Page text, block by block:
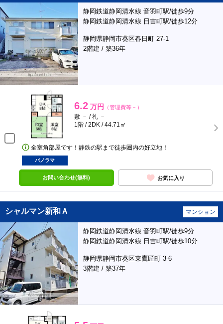
静岡鉄道静岡清水線 音羽町駅/徒歩9分
静岡鉄道静岡清水線 日吉町駅/徒歩12分
静岡県静岡市葵区春日町 27-1
2階建 / 築36年
6.2 万円 （管理費等－）
敷 － / 礼 －
1階 / 2DK / 44.71㎡
全室角部屋です！静鉄の駅まで徒歩圏内の好立地！
パノラマ
お問い合わせ(無料) お気に入り
シャルマン新和Ａ マンション
静岡鉄道静岡清水線 音羽町駅/徒歩9分
静岡鉄道静岡清水線 日吉町駅/徒歩10分
静岡県静岡市葵区東鷹匠町 3-6
3階建 / 築37年